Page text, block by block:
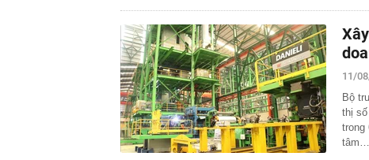
11/
Bộ
thị
trong
tâm…